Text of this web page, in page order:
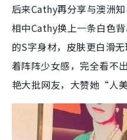
后来Cathy再分享与澳洲
相中Cathy换上一条白色
的S字身材，皮肤更白滑
着阵阵少女感，完全看不
艳大批网友，大赞她“人